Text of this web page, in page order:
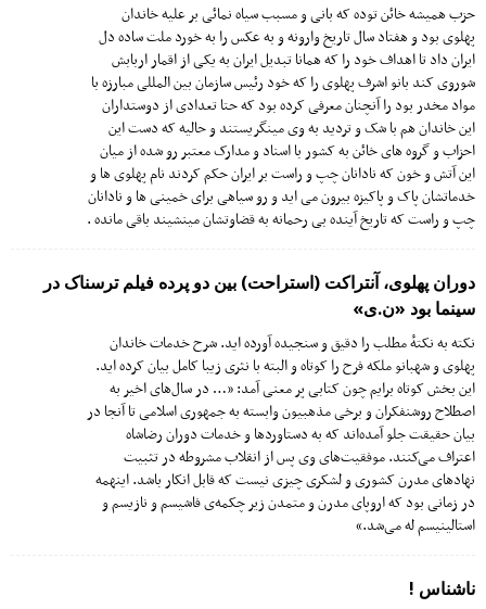
حزب همیشه خائن توده که بانی و مسبب سیاه نمائی بر علیه خاندان
پهلوی بود و هفتاد سال تاریخ وارونه و به عکس را به خورد ملت ساده دل
ایران داد تا اهداف خود را که همانا تبدیل ایران به یکی از اقمار اربابش
شوروی کند بانو اشرف پهلوی را که خود رئیس سازمان بین المللی مبارزه با
مواد مخدر بود را آنچنان معرفی کرده بود که حتا تعدادی از دوستداران
این خاندان هم با شک و تردید به وی مینگریستند و حالیه که دست این
احزاب و گروه های خائن به کشور با اسناد و مدارک معتبر رو شده از میان
این آتش و خون که نادانان چپ و راست بر ایران حکم کردند نام پهلوی ها و
خدماتشان پاک و پاکیزه بیرون می اید و رو سیاهی برای خمینی ها و نادانان
چپ و راست که تاریخ آینده بی رحمانه به قضاوتشان مینشیند باقی مانده .
دوران پهلوی، آنتراکت (استراحت) بین دو پرده فیلم ترسناک در
سینما بود «ن.ی»
نکته به نکتهٔ مطلب را دقیق و سنجیده آورده اید. شرح خدمات خاندان
پهلوی و شهبانو ملکه فرح را کوتاه و البته با نثری زیبا کامل بیان کرده اید.
این بخش کوتاه برایم چون کتابی پر معنی آمد: «… در سال‌های اخیر به
اصطلاح روشنفکران و برخی مذهبیون وابسته به جمهوری اسلامی تا آنجا در
بیان حقیقت جلو آمده‌اند که به دستاوردها و خدمات دوران رضاشاه
اعتراف می‌کنند. موفقیت‌های وی پس از انقلاب مشروطه در تثبیت
نهادهای مدرن کشوری و لشکری چیزی نیست که قابل انکار باشد. اینهمه
در زمانی بود که اروپای مدرن و متمدن زیر چکمه‌ی فاشیسم و نازیسم و
استالینیسم له می‌شد.»
ناشناس !